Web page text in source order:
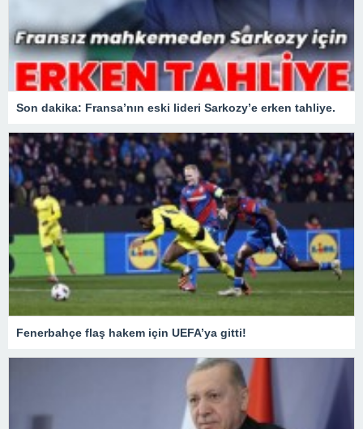
Son dakika: Fransa’nın eski lideri Sarkozy’e erken tahliye.
Fenerbahçe flaş hakem için UEFA’ya gitti!